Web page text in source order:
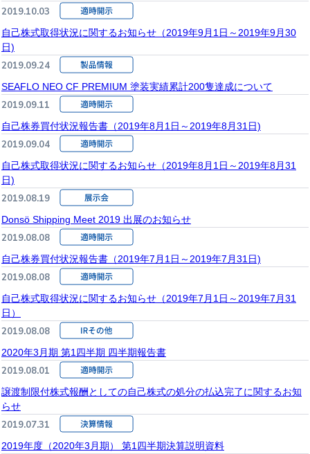
2019.10.03
自己株式取得状況に関するお知らせ（2019年9月1日～2019年9月30
日)
2019.09.24
SEAFLO NEO CF PREMIUM 塗装実績累計200隻達成について
2019.09.11
自己株券買付状況報告書（2019年8月1日～2019年8月31日)
2019.09.04
自己株式取得状況に関するお知らせ（2019年8月1日～2019年8月31
日)
2019.08.19
Donsö Shipping Meet 2019 出展のお知らせ
2019.08.08
自己株券買付状況報告書（2019年7月1日～2019年7月31日)
2019.08.08
自己株式取得状況に関するお知らせ（2019年7月1日～2019年7月31
日）
2019.08.08
2020年3月期 第1四半期 四半期報告書
2019.08.01
譲渡制限付株式報酬としての自己株式の処分の払込完了に関するお知
らせ
2019.07.31
2019年度（2020年3月期） 第1四半期決算説明資料